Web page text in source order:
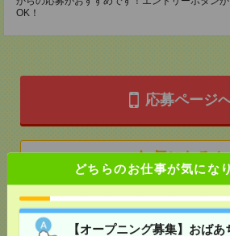
どちらのお仕事が気にな
【オープニング募集】おば
OK！
応募ページ
気になる！
メールで送る